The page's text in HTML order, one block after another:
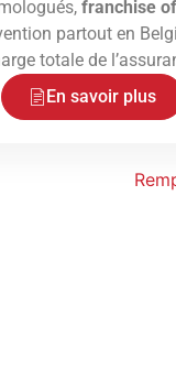
franchise
partout en
totale de
En savoir plus